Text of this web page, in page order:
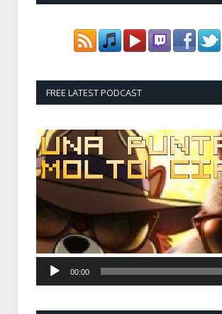
FREE LATEST PODCAST
00:00